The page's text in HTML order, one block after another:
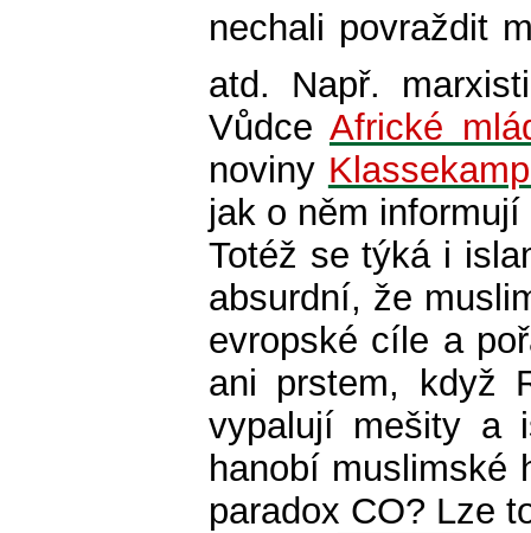
nechali povraždit
atd. Např.
Vůdce Africké
noviny
jak o něm
Totéž se týká i
absurdní, že
evropské cíle a
ani prstem, když
vypalují mešity a
hanobí muslimské
paradox CO? Lze